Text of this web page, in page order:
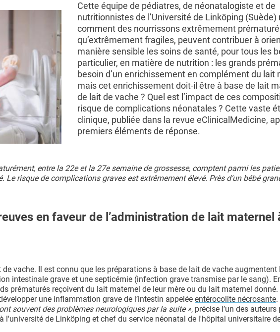
Cette équipe de pédiatres, de néonatalogiste et de
nutritionnistes de l’Université de Linköping (Suède)
comment des nourrissons extrêmement
qu’extrêmement fragiles, peuvent contribuer à
manière sensible les soins de santé, pour tous les
particulier, en matière de nutrition : les grands
besoin d’un enrichissement en complément du lait
mais cet enrichissement doit-il être à base de lait
de lait de vache ? Quel est l’impact de ces
risque de complications néonatales ? Cette vaste
clinique, publiée dans la revue eClinicalMedicine,
premiers éléments de réponse.
entre la 22e et la 27e semaine de grossesse, comptent parmi les
Le risque de complications graves est extrêmement élevé. Près d’un bébé
en faveur de l’administration de lait maternel
vache. Il est connu que les préparations à base de lait de vache augmentent
intestinale grave et une septicémie (infection grave transmise par le sang).
prématurés reçoivent du lait maternel de leur mère ou du lait maternel
une inflammation grave de l’intestin appelée entérocolite nécrosante.
souvent des problèmes neurologiques par la suite », précise l’un des
l'université de Linköping et chef du service néonatal de l'hôpital universitaire